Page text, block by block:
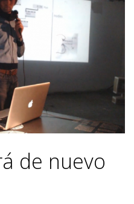
de nuevo